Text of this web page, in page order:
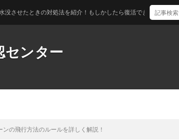
センター
きの対処法を紹介！もしかしたら復活できるかも！？
ンの飛行方法のルールを詳しく解説！